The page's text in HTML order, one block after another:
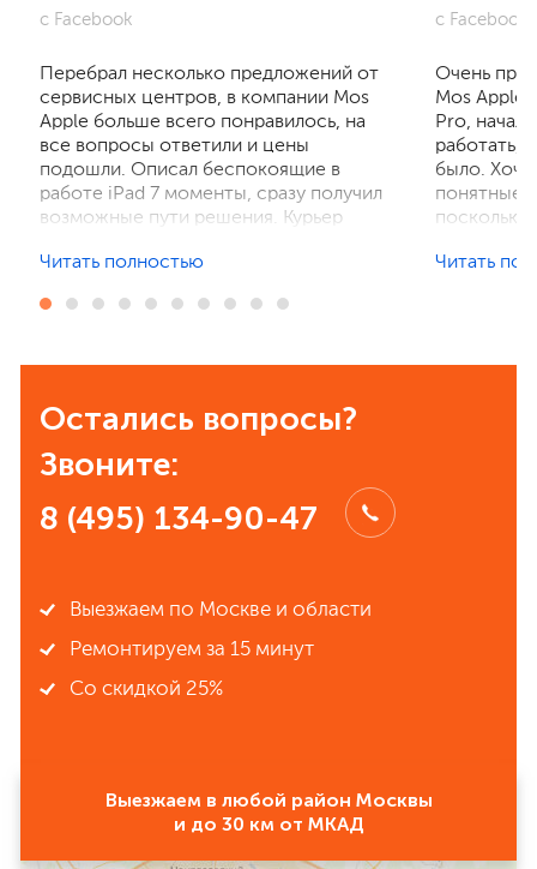
с Facebook
Перебрал несколько предложений от
сервисных центров, в компании Mos
Apple больше всего понравилось, на
все вопросы ответили и цены
подошли. Описал беспокоящие в
работе iPad 7 моменты, сразу получил
возможные пути решения. Курьер
отзвонились по итогам осмотра,
порадовал, без лишнего ожидания и
рекомендовать всем знакомым.
Читать полностью
с Facebook
Очень
Mos
Pro, начал
работать,
было. Хочу
понятные
поскольку
Читать
Остались вопросы?
Звоните:
8 (495) 134-90-47
Выезжаем по Москве и области
Ремонтируем за 15 минут
Со скидкой 25%
Выезжаем в любой район Москвы
и до 30 км от МКАД